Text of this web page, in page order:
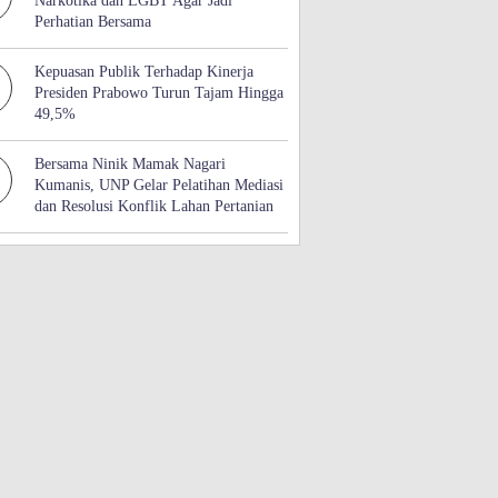
Perhatian Bersama
Kepuasan Publik Terhadap Kinerja
Presiden Prabowo Turun Tajam Hingga
49,5%
Bersama Ninik Mamak Nagari
Kumanis, UNP Gelar Pelatihan Mediasi
dan Resolusi Konflik Lahan Pertanian